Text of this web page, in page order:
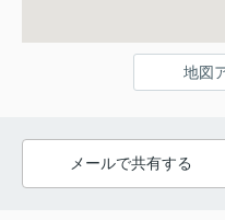
地図
メールで共有する